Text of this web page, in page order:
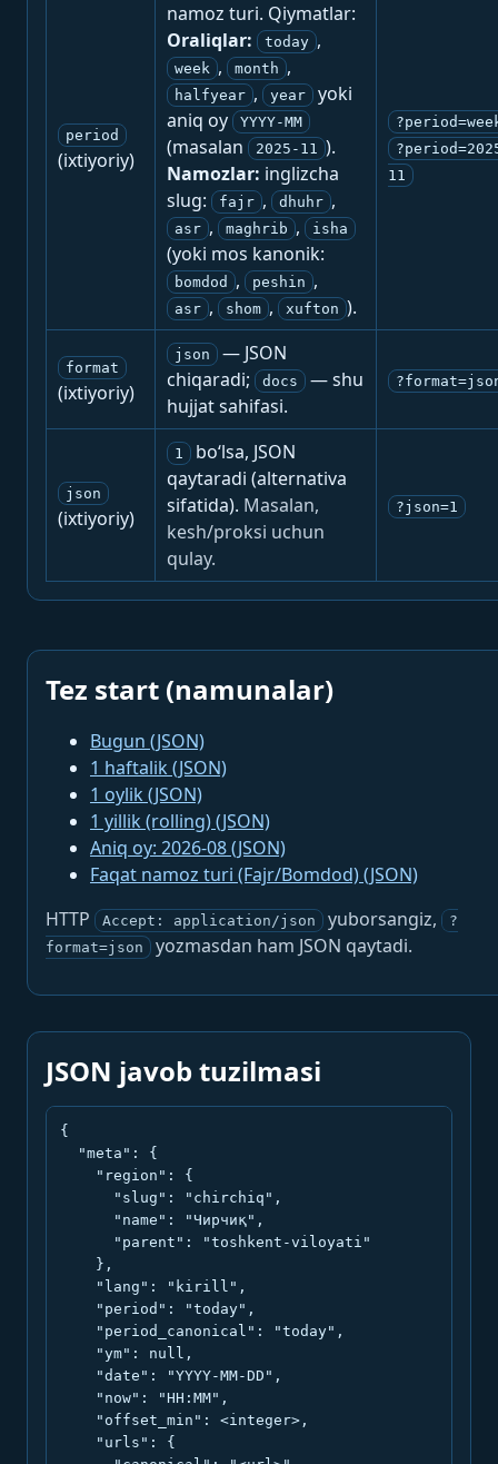
period
(ixtiyoriy)
namoz turi. Qiymatlar:
Oraliqlar:
today ,
week , month ,
halfyear , year
yoki
aniq oy
YYYY-MM
(masalan 2025-11 ).
Namozlar: inglizcha
slug:
fajr , dhuhr ,
asr , maghrib , isha
(yoki mos kanonik:
bomdod , peshin ,
asr , shom , xufton ).
11
format
(ixtiyoriy)
json
— JSON
chiqaradi;
docs
— shu
hujjat sahifasi.
json
(ixtiyoriy)
1
bo‘lsa, JSON
qaytaradi (alternativa
sifatida). Masalan,
kesh/proksi uchun
qulay.
?json=1
Tez start (namunalar)
Bugun (JSON)
1 haftalik (JSON)
1 oylik (JSON)
1 yillik (rolling) (JSON)
Aniq oy: 2026-08 (JSON)
Faqat namoz turi (Fajr/Bomdod) (JSON)
HTTP
Accept: application/json yuborsangiz,
?
format=json
yozmasdan ham JSON qaytadi.
JSON javob tuzilmasi
{
  "meta": {
    "region": {
      "slug": "chirchiq",
      "name": "Чирчиқ",
      "parent": "toshkent-viloyati"
    },
    "lang": "kirill",
    "period": "today",
    "period_canonical": "today",
    "ym": null,
    "date": "YYYY-MM-DD",
    "now": "HH:MM",
    "offset_min": <integer>,
    "urls": {